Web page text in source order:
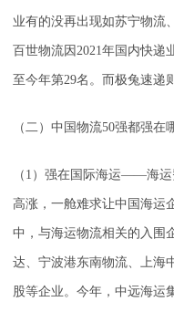
业有的没再出现如苏宁物流
百世物流因2021年国内快递
至今年第29名。而极兔速递
（二）中国物流50强都强在
（1）强在国际海运——海
高涨，一舱难求让中国海运
中，与海运物流相关的入围
达、宁波港东南物流、上海
股等企业。今年，中远海运